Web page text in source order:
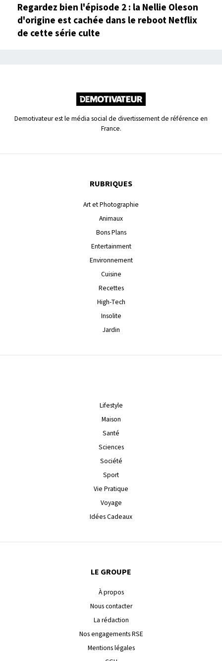
Regardez bien l'épisode 2 : la Nellie Oleson
d'origine est cachée dans le reboot Netflix
de cette série culte
Demotivateur est le média social de divertissement de référence en
France.
RUBRIQUES
Art et Photographie
Animaux
Bons Plans
Entertainment
Environnement
Cuisine
Recettes
High-Tech
Insolite
Jardin
Lifestyle
Maison
Santé
Sciences
Société
Sport
Vie Pratique
Voyage
Idées Cadeaux
LE GROUPE
À propos
Nous contacter
La rédaction
Nos engagements RSE
Mentions légales